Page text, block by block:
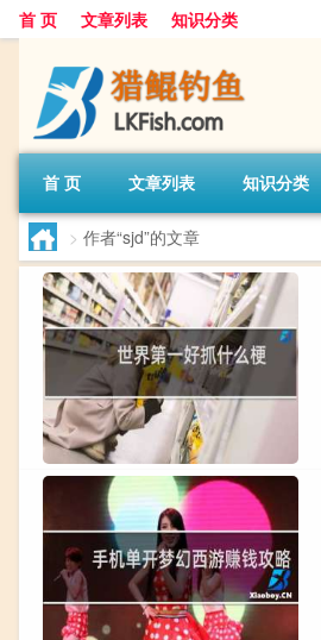
首 页 文章列表 知识分类
首 页 文章列表 知识分类
> 作者“sjd”的文章